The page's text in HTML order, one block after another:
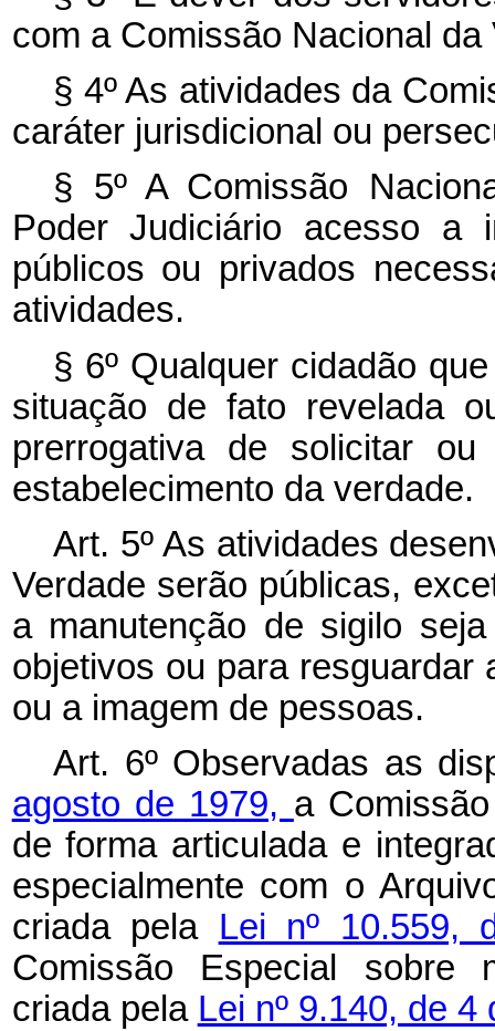
com a Comissão Nacional da
§ 4º As atividades da
caráter jurisdicional ou
§ 5º A Comissão
Poder Judiciário acesso a
públicos ou privados
atividades.
§ 6º Qualquer cidadão
situação de fato revelada
prerrogativa de solicitar
estabelecimento da verdade.
Art. 5º As atividades
Verdade serão públicas,
a manutenção de sigilo
objetivos ou para resguardar
ou a imagem de pessoas.
Art. 6º Observadas as
agosto de 1979, a
de forma articulada e
especialmente com o
criada pela Lei nº 10.559,
Comissão Especial sobre
criada pela Lei nº 9.140, de